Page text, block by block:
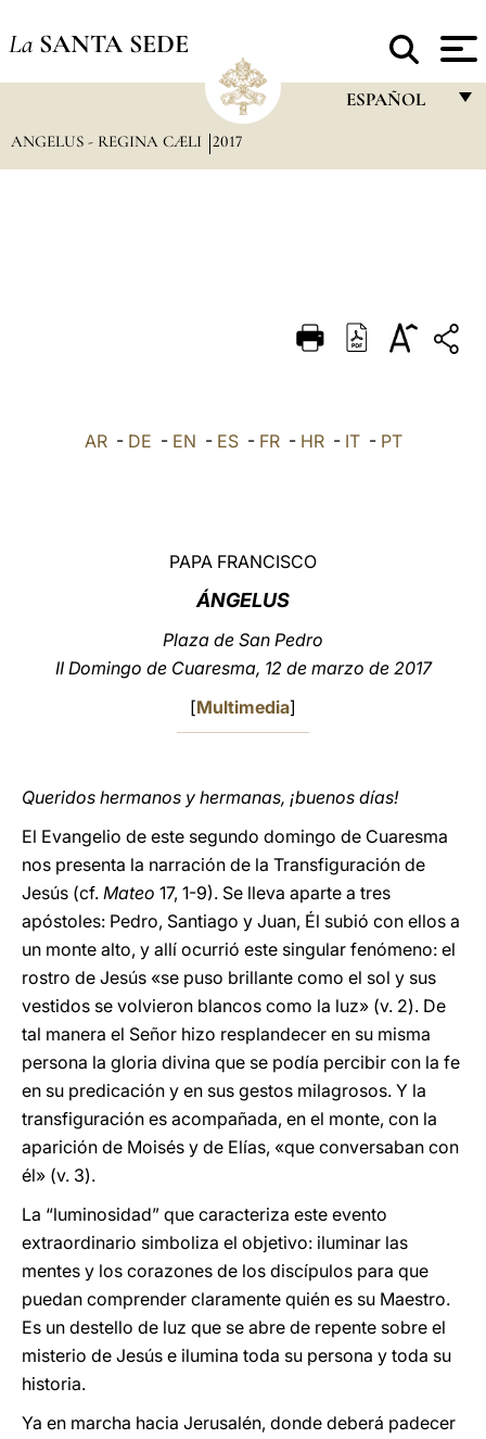
La SANTA SEDE
ESPAÑOL
DEUTSCH
العربيّة
ANGELUS - REGINA CÆLI 2017
AR- DE - EN - ES- FR- HR- IT- PT
PAPA FRANCISCO
ÁNGELUS
Plaza de San Pedro
II Domingo de Cuaresma, 12 de marzo de 2017
[Multimedia]
Queridos hermanos y hermanas, ¡buenos días!
El Evangelio de este segundo domingo de Cuaresma
nos presenta la narración de la Transfiguración de
Jesús (cf. Mateo 17, 1-9). Se lleva aparte a tres
apóstoles: Pedro, Santiago y Juan, Él subió con ellos a
un monte alto, y allí ocurrió este singular fenómeno: el
rostro de Jesús «se puso brillante como el sol y sus
vestidos se volvieron blancos como la luz» (v. 2). De
tal manera el Señor hizo resplandecer en su misma
persona la gloria divina que se podía percibir con la fe
en su predicación y en sus gestos milagrosos. Y la
transfiguración es acompañada, en el monte, con la
aparición de Moisés y de Elías, «que conversaban con
él» (v. 3).
La “luminosidad” que caracteriza este evento
extraordinario simboliza el objetivo: iluminar las
mentes y los corazones de los discípulos para que
puedan comprender claramente quién es su Maestro.
Es un destello de luz que se abre de repente sobre el
misterio de Jesús e ilumina toda su persona y toda su
historia.
Ya en marcha hacia Jerusalén, donde deberá padecer